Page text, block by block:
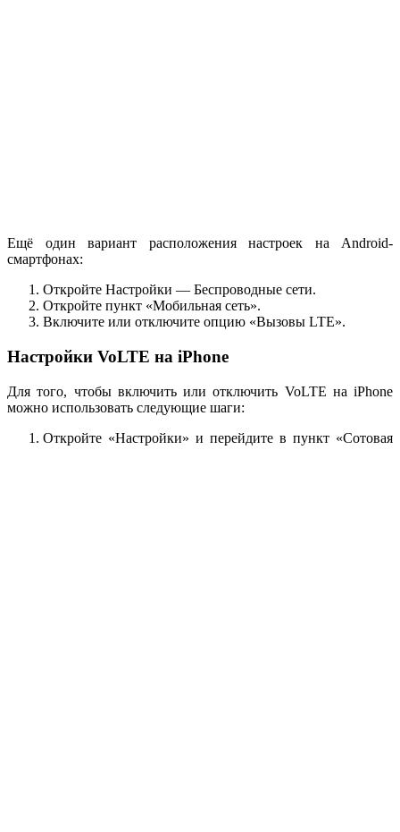
Ещё один вариант расположения настроек на Android-
смартфонах:
Откройте Настройки — Беспроводные сети.
Откройте пункт «Мобильная сеть».
Включите или отключите опцию «Вызовы LTE».
Настройки VoLTE на iPhone
Для того, чтобы включить или отключить VoLTE на iPhone
можно использовать следующие шаги:
Откройте «Настройки» и перейдите в пункт «Сотовая